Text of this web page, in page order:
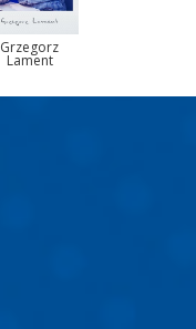
Grzegorz
Lament